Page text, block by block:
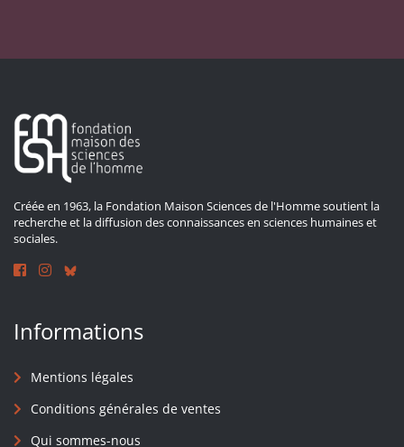
Créée en 1963, la Fondation Maison Sciences de l'Homme soutient la
recherche et la diffusion des connaissances en sciences humaines et
sociales.
Informations
Mentions légales
Conditions générales de ventes
Qui sommes-nous